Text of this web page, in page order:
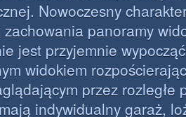
Nowoczesny
panoramy
jest przyjemnie
widokiem
przez rozległe
indywidualny garaż,